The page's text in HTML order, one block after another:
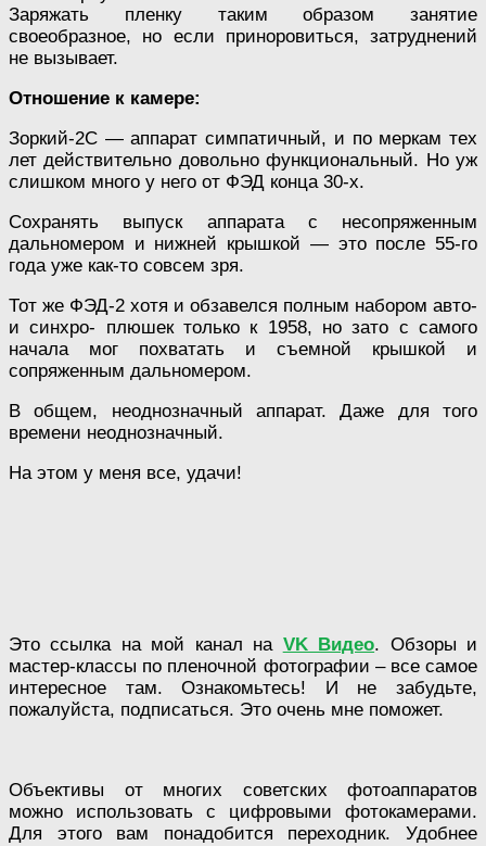
Заряжать пленку таким образом занятие
своеобразное, но если приноровиться, затруднений
не вызывает.
Отношение к камере:
Зоркий-2С — аппарат симпатичный, и по меркам тех
лет действительно довольно функциональный. Но уж
слишком много у него от ФЭД конца 30-х.
Сохранять выпуск аппарата с несопряженным
дальномером и нижней крышкой — это после 55-го
года уже как-то совсем зря.
Тот же ФЭД-2 хотя и обзавелся полным набором авто-
и синхро- плюшек только к 1958, но зато с самого
начала мог похватать и съемной крышкой и
сопряженным дальномером.
В общем, неоднозначный аппарат. Даже для того
времени неоднозначный.
На этом у меня все, удачи!
Это ссылка на мой канал на VK Видео. Обзоры и
мастер-классы по пленочной фотографии – все самое
интересное там. Ознакомьтесь! И не забудьте,
пожалуйста, подписаться. Это очень мне поможет.
Объективы от многих советских фотоаппаратов
можно использовать с цифровыми фотокамерами.
Для этого вам понадобится переходник. Удобнее